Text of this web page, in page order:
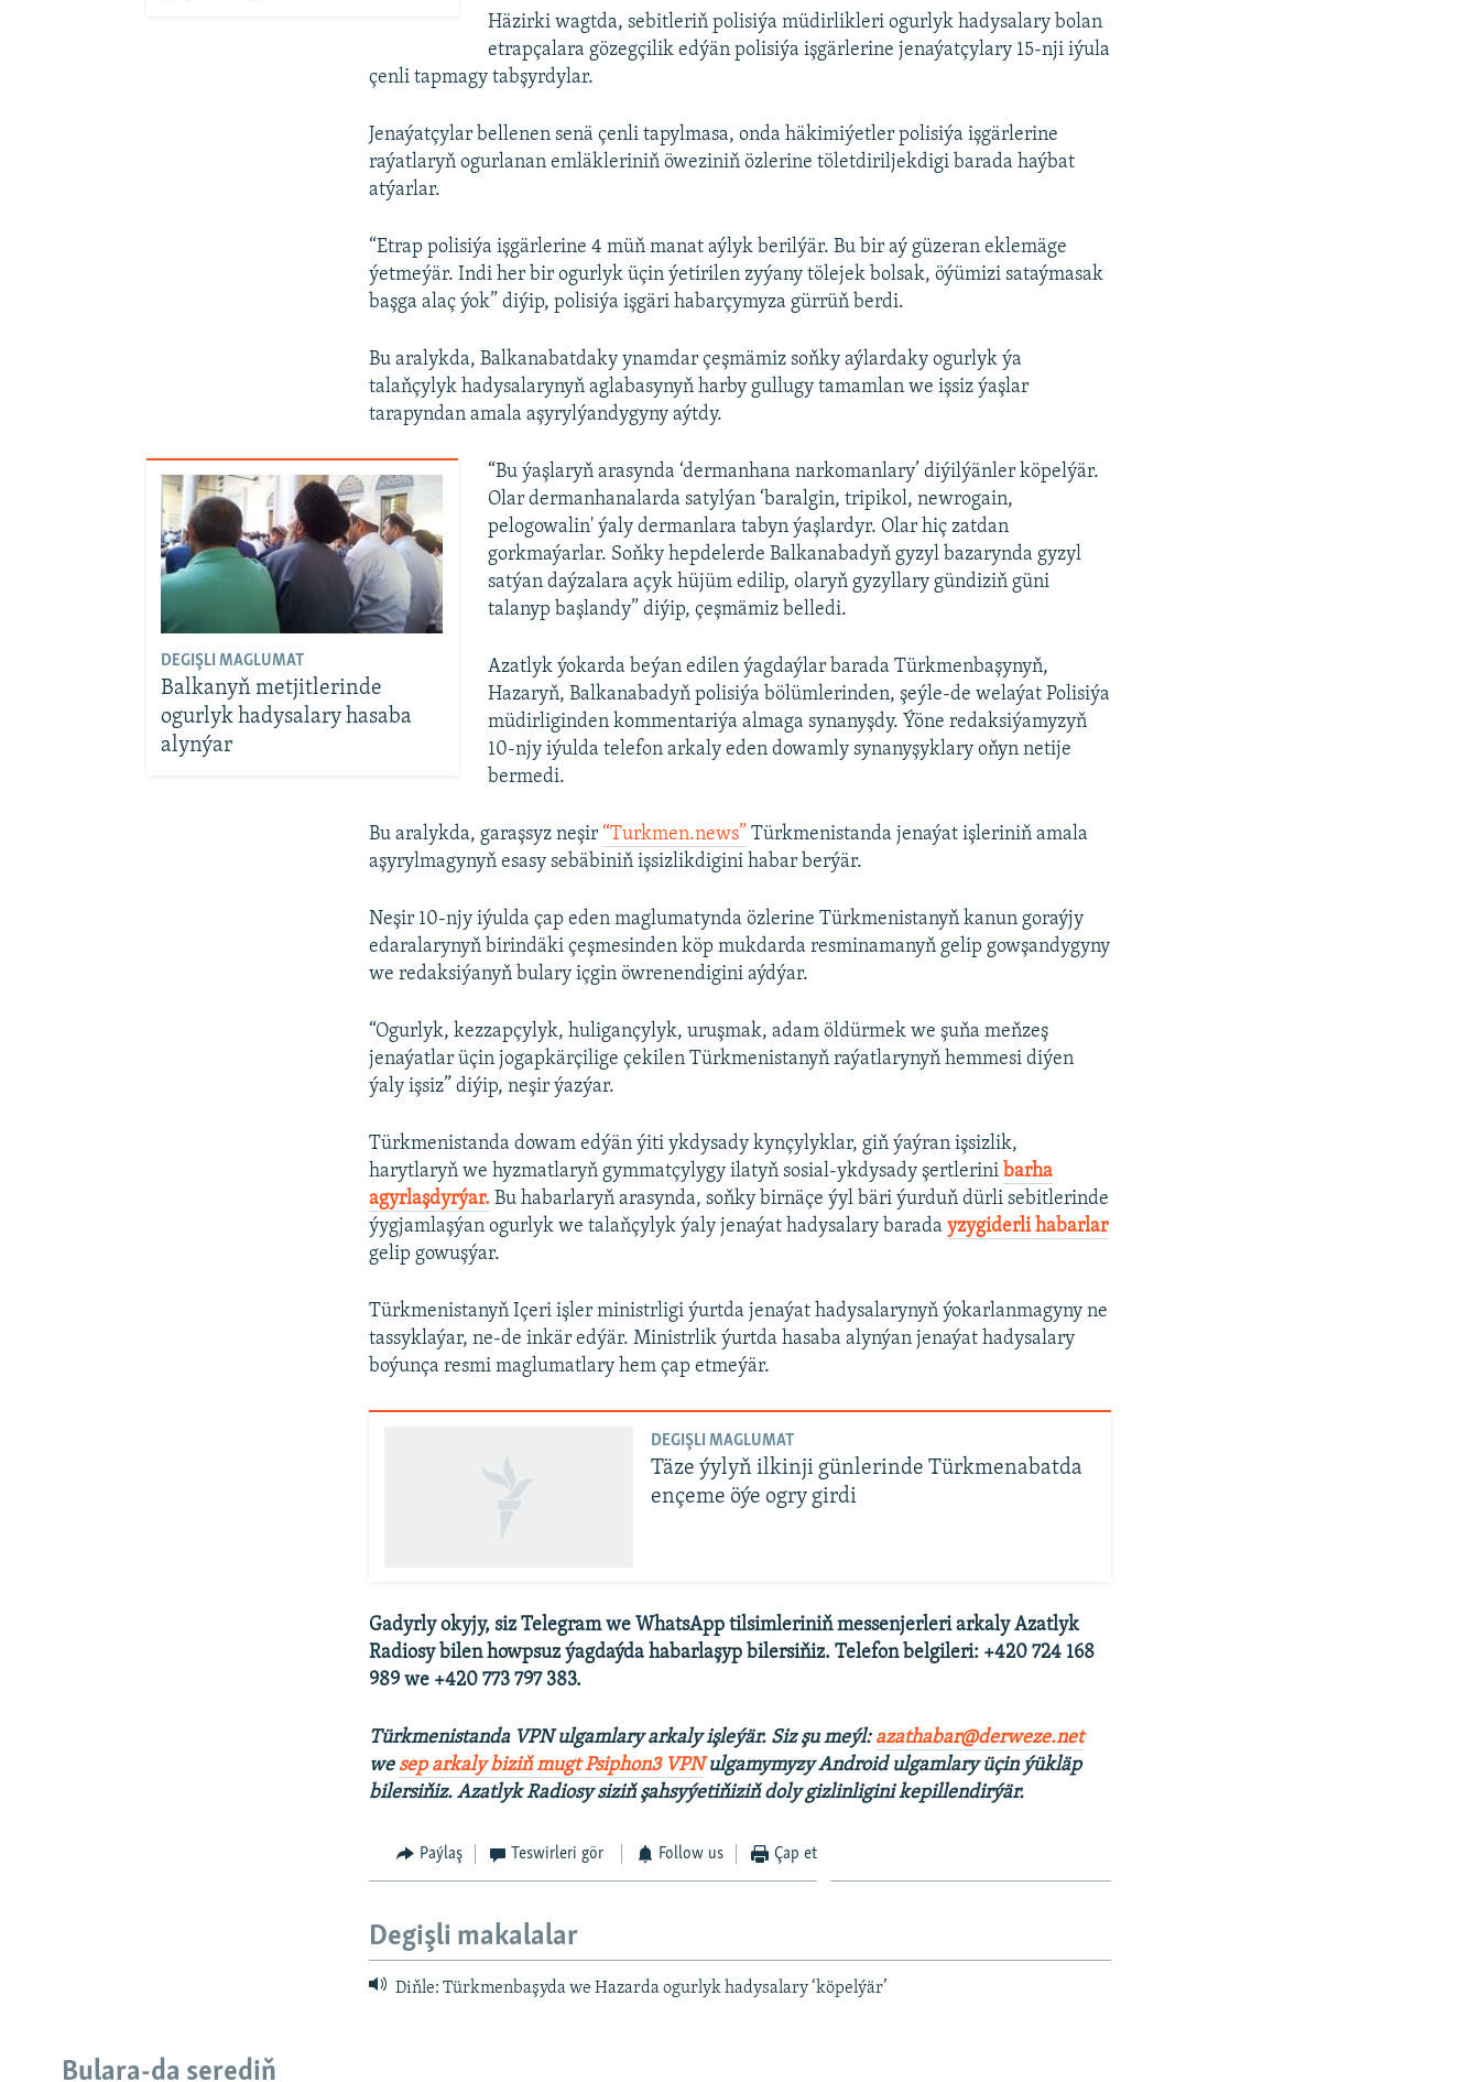
Häzirki wagtda, sebitleriň polisiýa müdirlikleri ogurlyk hadysalary bolan
etrapçalara gözegçilik edýän polisiýa işgärlerine jenaýatçylary 15-nji iýula
çenli tapmagy tabşyrdylar.
Jenaýatçylar bellenen senä çenli tapylmasa, onda häkimiýetler polisiýa işgärlerine
raýatlaryň ogurlanan emläkleriniň öweziniň özlerine töletdiriljekdigi barada haýbat
atýarlar.
“Etrap polisiýa işgärlerine 4 müň manat aýlyk berilýär. Bu bir aý güzeran eklemäge
ýetmeýär. Indi her bir ogurlyk üçin ýetirilen zyýany tölejek bolsak, öýümizi sataýmasak
başga alaç ýok” diýip, polisiýa işgäri habarçymyza gürrüň berdi.
Bu aralykda, Balkanabatdaky ynamdar çeşmämiz soňky aýlardaky ogurlyk ýa
talaňçylyk hadysalarynyň aglabasynyň harby gullugy tamamlan we işsiz ýaşlar
tarapyndan amala aşyrylýandygyny aýtdy.
DEGIŞLI MAGLUMAT
Balkanyň metjitlerinde
ogurlyk hadysalary hasaba
alynýar
“Bu ýaşlaryň arasynda ‘dermanhana narkomanlary’ diýilýänler köpelýär.
Olar dermanhanalarda satylýan ‘baralgin, tripikol, newrogain,
pelogowalin' ýaly dermanlara tabyn ýaşlardyr. Olar hiç zatdan
gorkmaýarlar. Soňky hepdelerde Balkanabadyň gyzyl bazarynda gyzyl
satýan daýzalara açyk hüjüm edilip, olaryň gyzyllary gündiziň güni
talanyp başlandy” diýip, çeşmämiz belledi.
Azatlyk ýokarda beýan edilen ýagdaýlar barada Türkmenbaşynyň,
Hazaryň, Balkanabadyň polisiýa bölümlerinden, şeýle-de welaýat Polisiýa
müdirliginden kommentariýa almaga synanyşdy. Ýöne redaksiýamyzyň
10-njy iýulda telefon arkaly eden dowamly synanyşyklary oňyn netije
bermedi.
Bu aralykda, garaşsyz neşir“Turkmen.news” Türkmenistanda jenaýat işleriniň amala
aşyrylmagynyň esasy sebäbiniň işsizlikdigini habar berýär.
Neşir 10-njy iýulda çap eden maglumatynda özlerine Türkmenistanyň kanun goraýjy
edaralarynyň birindäki çeşmesinden köp mukdarda resminamanyň gelip gowşandygyny
we redaksiýanyň bulary içgin öwrenendigini aýdýar.
“Ogurlyk, kezzapçylyk, huligançylyk, uruşmak, adam öldürmek we şuňa meňzeş
jenaýatlar üçin jogapkärçilige çekilen Türkmenistanyň raýatlarynyň hemmesi diýen
ýaly işsiz” diýip, neşir ýazýar.
Türkmenistanda dowam edýän ýiti ykdysady kynçylyklar, giň ýaýran işsizlik,
harytlaryň we hyzmatlaryň gymmatçylygy ilatyň sosial-ykdysady şertlerini barha
agyrlaşdyrýar. Bu habarlaryň arasynda, soňky birnäçe ýyl bäri ýurduň dürli sebitlerinde
ýygjamlaşýan ogurlyk we talaňçylyk ýaly jenaýat hadysalary baradayzygiderli habarlar
gelip gowuşýar.
Türkmenistanyň Içeri işler ministrligi ýurtda jenaýat hadysalarynyň ýokarlanmagyny ne
tassyklaýar, ne-de inkär edýär. Ministrlik ýurtda hasaba alynýan jenaýat hadysalary
boýunça resmi maglumatlary hem çap etmeýär.
DEGIŞLI MAGLUMAT
Täze ýylyň ilkinji günlerinde Türkmenabatda
ençeme öýe ogry girdi
Gadyrly okyjy, siz Telegram we WhatsApp tilsimleriniň messenjerleri arkaly Azatlyk
Radiosy bilen howpsuz ýagdaýda habarlaşyp bilersiňiz. Telefon belgileri: +420 724 168
989 we +420 773 797 383.
Türkmenistanda VPN ulgamlary arkaly işleýär. Siz şumeýl: azathabar@derweze.net
we sep arkaly biziň mugt Psiphon3 VPNulgamymyzy Android ulgamlary üçin ýükläp
bilersiňiz. Azatlyk Radiosy siziň şahsyýetiňiziň doly gizlinligini kepillendirýär.
Paýlaş Teswirleri gör Follow us Çap et
Degişli makalalar
Diňle: Türkmenbaşyda we Hazarda ogurlyk hadysalary ‘köpelýär’
Bulara-da serediň